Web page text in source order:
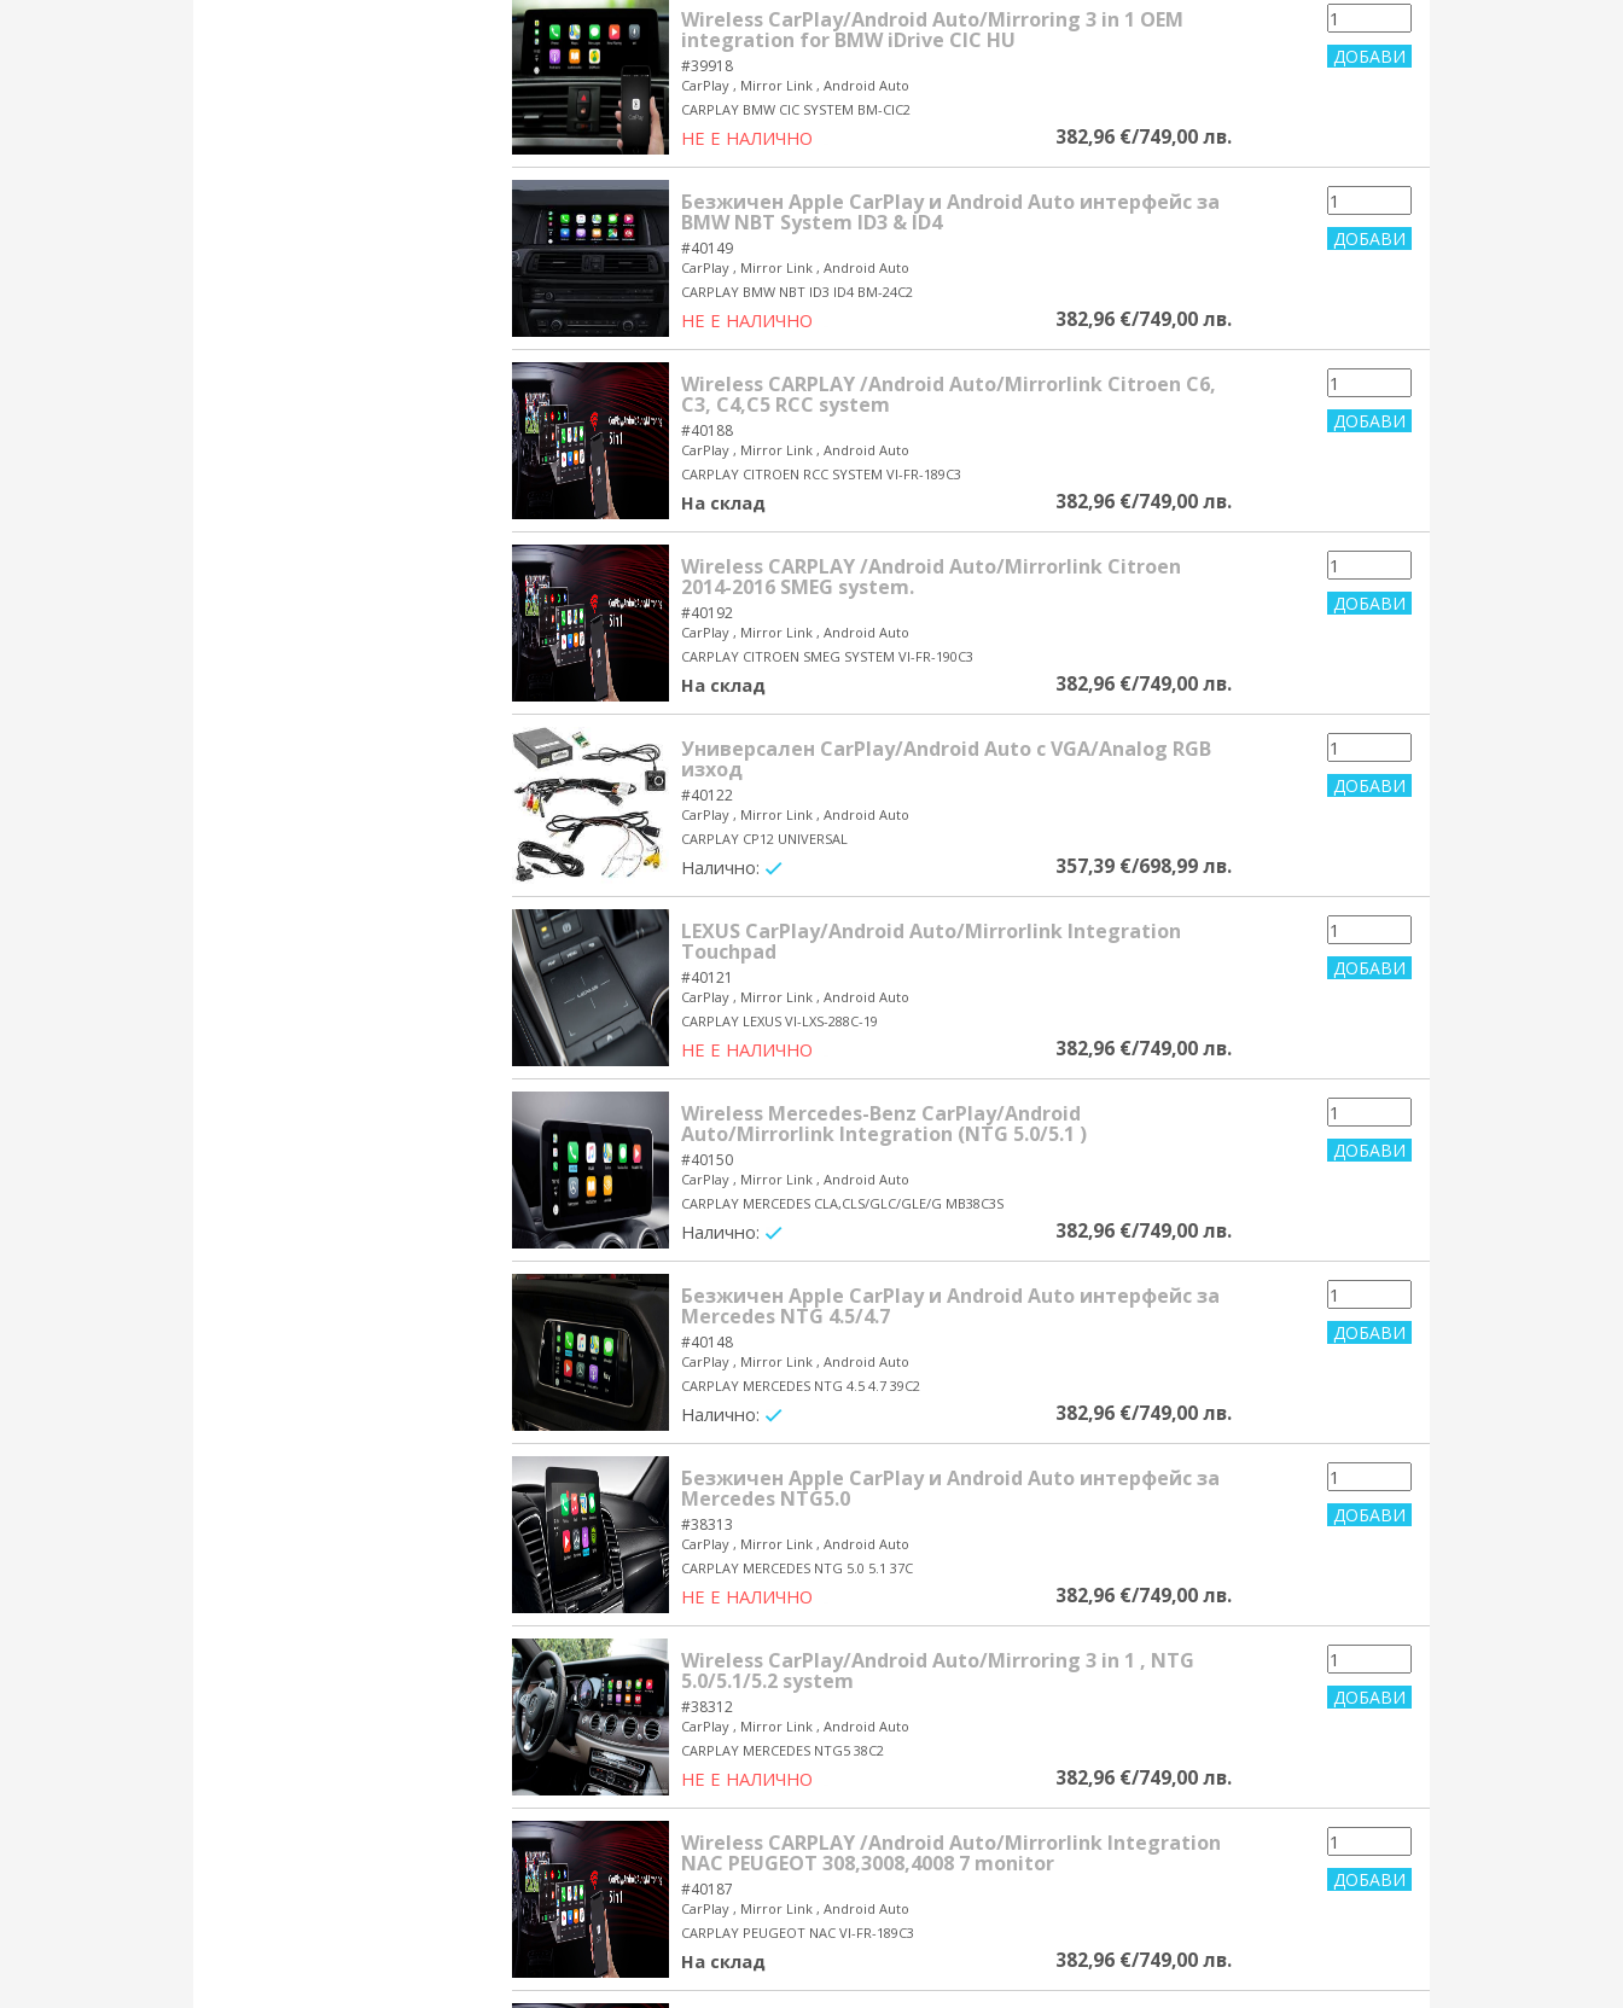
Wireless CarPlay/Android Auto/Mirroring 3 in 1 OEM
integration for BMW iDrive CIC HU
#39918
CarPlay , Mirror Link , Android Auto
CARPLAY BMW CIC SYSTEM BM-CIC2
НЕ Е НАЛИЧНО 382,96 €/749,00 лв.
Безжичен Apple CarPlay и Android Auto интерфейс за
BMW NBT System ID3 & ID4
#40149
CarPlay , Mirror Link , Android Auto
CARPLAY BMW NBT ID3 ID4 BM-24C2
НЕ Е НАЛИЧНО 382,96 €/749,00 лв.
Wireless CARPLAY /Android Auto/Mirrorlink Citroen C6,
C3, C4,C5 RCC system
#40188
CarPlay , Mirror Link , Android Auto
CARPLAY CITROEN RCC SYSTEM VI-FR-189C3
На склад 382,96 €/749,00 лв.
Wireless CARPLAY /Android Auto/Mirrorlink Citroen
2014-2016 SMEG system.
#40192
CarPlay , Mirror Link , Android Auto
CARPLAY CITROEN SMEG SYSTEM VI-FR-190C3
На склад 382,96 €/749,00 лв.
Универсален CarPlay/Android Auto с VGA/Analog RGB
изход
#40122
CarPlay , Mirror Link , Android Auto
CARPLAY CP12 UNIVERSAL
Налично: 357,39 €/698,99 лв.
LEXUS CarPlay/Android Auto/Mirrorlink Integration
Touchpad
#40121
CarPlay , Mirror Link , Android Auto
CARPLAY LEXUS VI-LXS-288C-19
НЕ Е НАЛИЧНО 382,96 €/749,00 лв.
Wireless Mercedes-Benz CarPlay/Android
Auto/Mirrorlink Integration (NTG 5.0/5.1 )
#40150
CarPlay , Mirror Link , Android Auto
CARPLAY MERCEDES CLA,CLS/GLC/GLE/G MB38C3S
Налично: 382,96 €/749,00 лв.
Безжичен Apple CarPlay и Android Auto интерфейс за
Mercedes NTG 4.5/4.7
#40148
CarPlay , Mirror Link , Android Auto
CARPLAY MERCEDES NTG 4.5 4.7 39C2
Налично: 382,96 €/749,00 лв.
Безжичен Apple CarPlay и Android Auto интерфейс за
Mercedes NTG5.0
#38313
CarPlay , Mirror Link , Android Auto
CARPLAY MERCEDES NTG 5.0 5.1 37C
НЕ Е НАЛИЧНО 382,96 €/749,00 лв.
Wireless CarPlay/Android Auto/Mirroring 3 in 1 , NTG
5.0/5.1/5.2 system
#38312
CarPlay , Mirror Link , Android Auto
CARPLAY MERCEDES NTG5 38C2
НЕ Е НАЛИЧНО 382,96 €/749,00 лв.
Wireless CARPLAY /Android Auto/Mirrorlink Integration
NAC PEUGEOT 308,3008,4008 7 monitor
#40187
CarPlay , Mirror Link , Android Auto
CARPLAY PEUGEOT NAC VI-FR-189C3
На склад 382,96 €/749,00 лв.